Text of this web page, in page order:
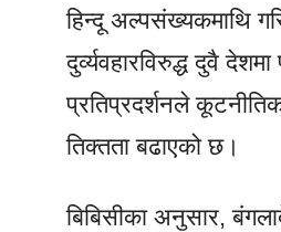
हिन्दू अल्पसंख्यकमाथि
दुर्व्यवहारविरुद्ध दुवै
प्रतिप्रदर्शनले
तिक्तता बढाएको छ।
बिबिसीका अनुसार,